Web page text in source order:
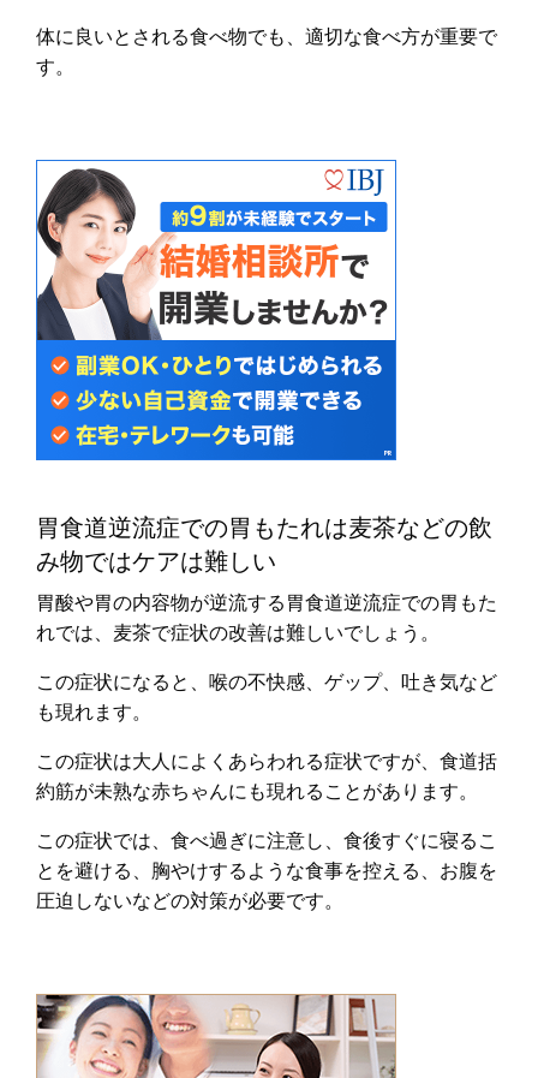
体に良いとされる食べ物でも、適切な食べ方が重要で
す。
胃食道逆流症での胃もたれは麦茶などの飲
み物ではケアは難しい
胃酸や胃の内容物が逆流する胃食道逆流症での胃もた
れでは、麦茶で症状の改善は難しいでしょう。
この症状になると、喉の不快感、ゲップ、吐き気など
も現れます。
この症状は大人によくあらわれる症状ですが、食道括
約筋が未熟な赤ちゃんにも現れることがあります。
この症状では、食べ過ぎに注意し、食後すぐに寝るこ
とを避ける、胸やけするような食事を控える、お腹を
圧迫しないなどの対策が必要です。